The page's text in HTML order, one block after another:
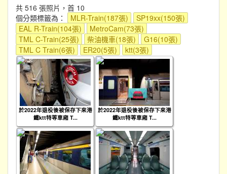
共 516 張照片，首 10
個分類標籤為：
MLR-Train(187張)
SP19xx(150張)
EAL R-Train(104張)
MetroCam(73張)
TML C-Train(25張)
柴油機車(18張)
G16(10張)
TML C Train(6張)
ER20(5張) ktt(3張)
於2022年退役後被保存下來港
鐵ktt特等車廂 T...
於2022年退役後被保存下來港
鐵ktt特等車廂 T...